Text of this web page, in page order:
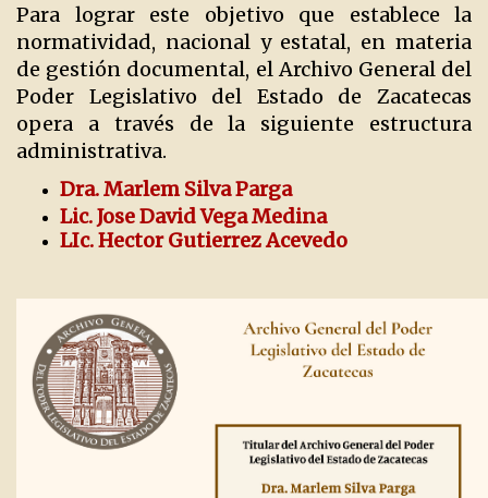
Para lograr este objetivo que establece la
normatividad, nacional y estatal, en materia
de gestión documental, el Archivo General del
Poder Legislativo del Estado de Zacatecas
opera a través de la siguiente estructura
administrativa.
Dra. Marlem Silva Parga
Lic. Jose David Vega Medina
LIc. Hector Gutierrez Acevedo